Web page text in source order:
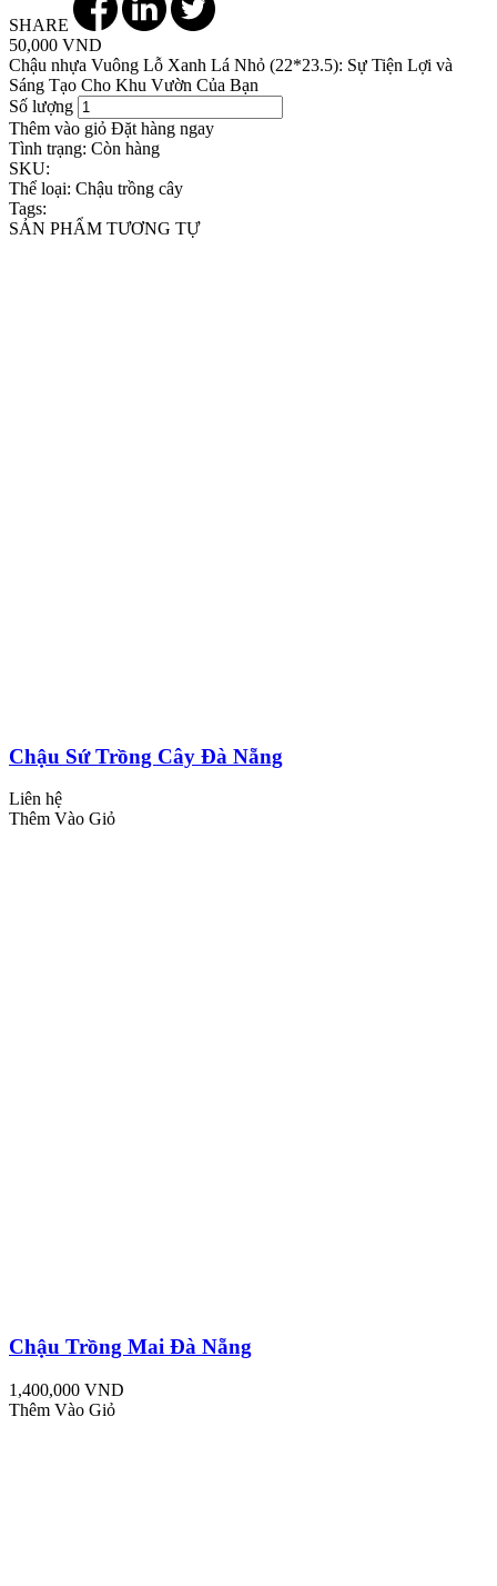
SHARE
50,000 VND
Chậu nhựa Vuông Lỗ Xanh Lá Nhỏ (22*23.5): Sự Tiện Lợi và
Sáng Tạo Cho Khu Vườn Của Bạn
Số lượng
Thêm vào giỏ Đặt hàng ngay
Tình trạng: Còn hàng
SKU:
Thể loại: Chậu trồng cây
Tags:
SẢN PHẨM TƯƠNG TỰ
Chậu Sứ Trồng Cây Đà Nẵng
Liên hệ
Thêm Vào Giỏ
Chậu Trồng Mai Đà Nẵng
1,400,000 VND
Thêm Vào Giỏ